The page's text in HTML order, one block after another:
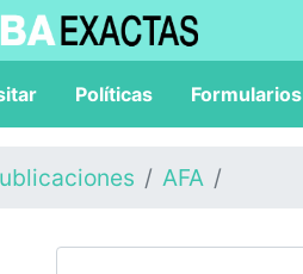
Políticas Formularios
AFA